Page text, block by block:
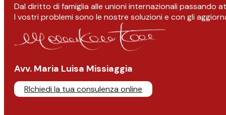
Dal diritto di famiglia alle unioni internazionali passando
I vostri problemi sono le nostre soluzioni e con gli
Avv. Maria Luisa Missiaggia
RIchiedi la tua consulenza online